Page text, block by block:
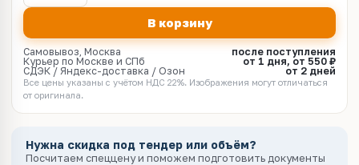
В корзину
Самовывоз, Москва
после поступления
Курьер по Москве и СПб
от 1 дня, от 550 ₽
СДЭК / Яндекс-доставка / Озон
от 2 дней
Все цены указаны с учётом НДС 22%. Изображения могут отличаться
от оригинала.
Нужна скидка под тендер или объём?
Посчитаем спеццену и поможем подготовить документы